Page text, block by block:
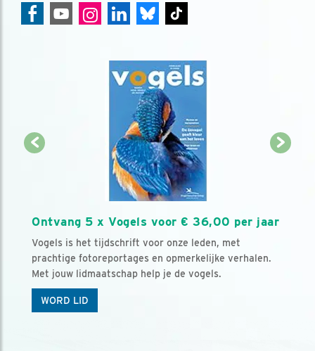
Ontvang 5 x Vogels voor € 36,00 per jaar
Vogels is het tijdschrift voor onze leden, met
prachtige fotoreportages en opmerkelijke verhalen.
Met jouw lidmaatschap help je de vogels.
WORD LID